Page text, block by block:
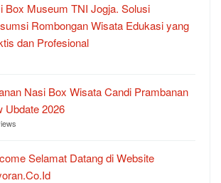
Box Museum TNI Jogja. Solusi
Rombongan Wisata Edukasi yang
dan Profesional
Nasi Box Wisata Candi Prambanan
Ubdate 2026
Selamat Datang di Website